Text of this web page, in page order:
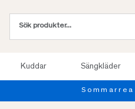
Kuddar Sängkläder